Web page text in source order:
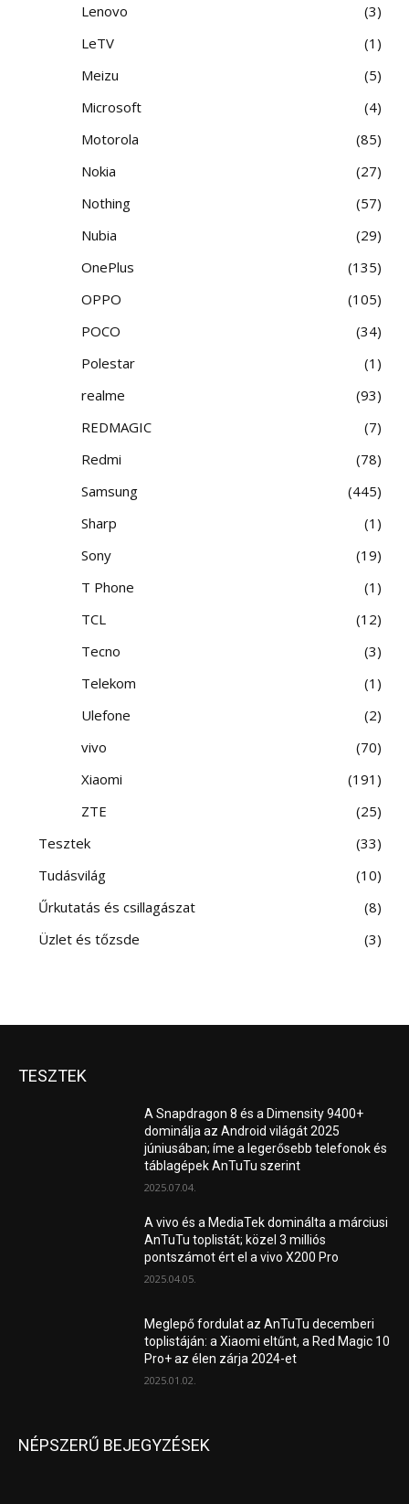
Lenovo
3
LeTV
1
Meizu
5
Microsoft
4
Motorola
85
Nokia
27
Nothing
57
Nubia
29
OnePlus
135
OPPO
105
POCO
34
Polestar
1
realme
93
REDMAGIC
7
Redmi
78
Samsung
445
Sharp
1
Sony
19
T Phone
1
TCL
12
Tecno
3
Telekom
1
Ulefone
2
vivo
70
Xiaomi
191
ZTE
25
Tesztek
33
Tudásvilág
10
Űrkutatás és csillagászat
8
Üzlet és tőzsde
3
TESZTEK
A Snapdragon 8 és a Dimensity 9400+
dominálja az Android világát 2025
júniusában; íme a legerősebb telefonok és
táblagépek AnTuTu szerint
2025.07.04.
A vivo és a MediaTek dominálta a márciusi
AnTuTu toplistát; közel 3 milliós
pontszámot ért el a vivo X200 Pro
2025.04.05.
Meglepő fordulat az AnTuTu decemberi
toplistáján: a Xiaomi eltűnt, a Red Magic 10
Pro+ az élen zárja 2024-et
2025.01.02.
NÉPSZERŰ BEJEGYZÉSEK